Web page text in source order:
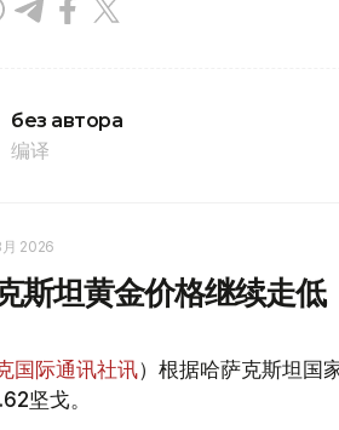
без автора
编译
月 2026
斯坦黄金价格继续走低
国际通讯社讯）根据哈萨克斯坦国
坚戈。